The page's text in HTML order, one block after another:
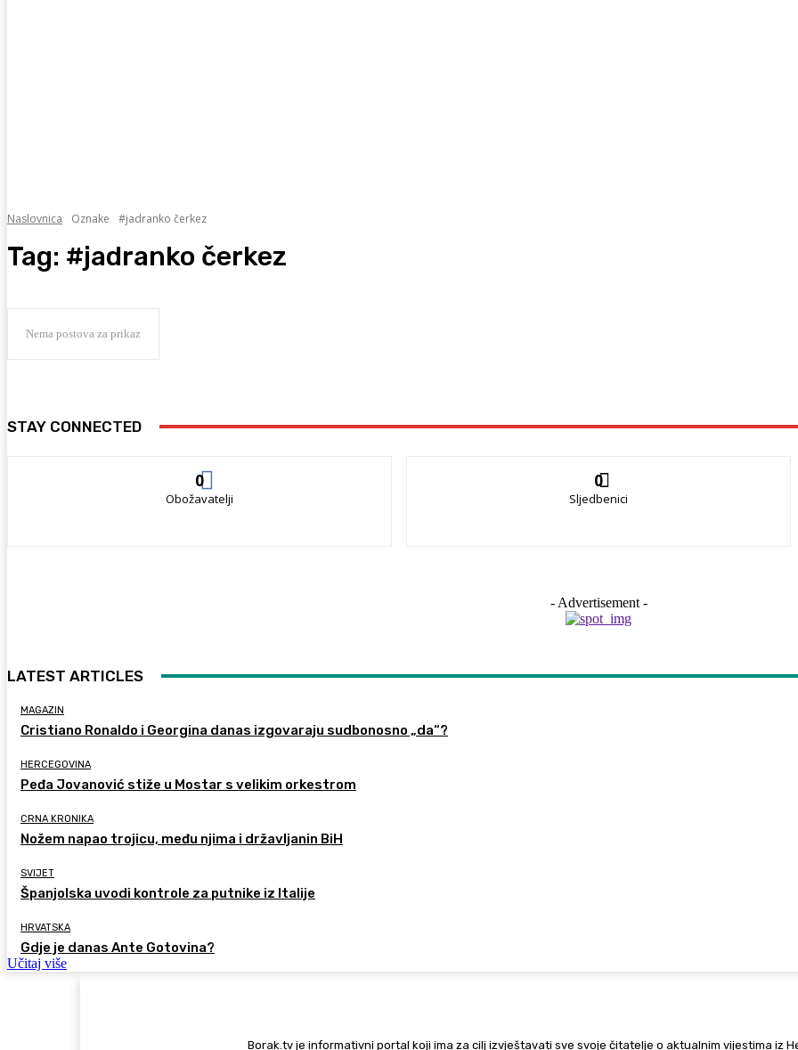
Naslovnica Oznake #jadranko čerkez
Tag: #jadranko čerkez
Nema postova za prikaz
STAY CONNECTED
0
Obožavatelji
0
Sljedbenici
- Advertisement -
LATEST ARTICLES
MAGAZIN
Cristiano Ronaldo i Georgina danas izgovaraju sudbonosno „da“?
HERCEGOVINA
Peđa Jovanović stiže u Mostar s velikim orkestrom
CRNA KRONIKA
Nožem napao trojicu, među njima i državljanin BiH
SVIJET
Španjolska uvodi kontrole za putnike iz Italije
HRVATSKA
Gdje je danas Ante Gotovina?
Učitaj više
Borak.tv je informativni portal koji ima za cilj izvještavati sve svoje čitatelje o aktualnim vijestima iz